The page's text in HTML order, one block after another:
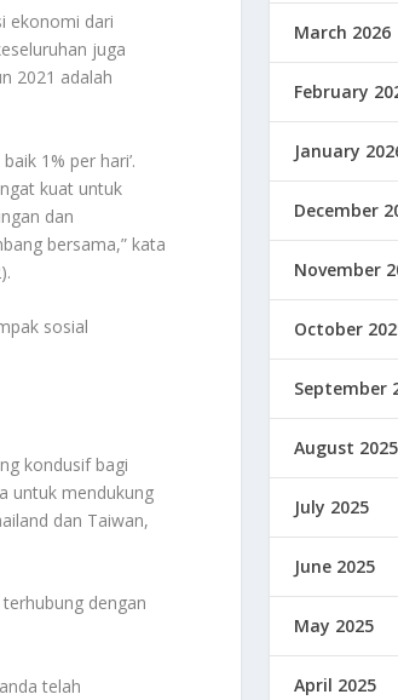
ekonomi dari
juga
2021 adalah
1% per hari’.
kuat untuk
dan
bersama,” kata
sosial
kondusif bagi
untuk mendukung
dan Taiwan,
dengan
telah
March 2026
February
January
December
November
October
September
August 2025
July 2025
June 2025
May 2025
April 2025